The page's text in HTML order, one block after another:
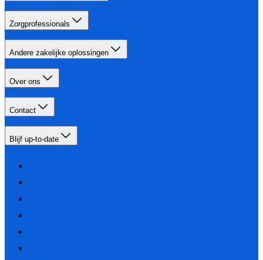
Zorgprofessionals
Andere zakelijke oplossingen
Over ons
Contact
Blijf up-to-date